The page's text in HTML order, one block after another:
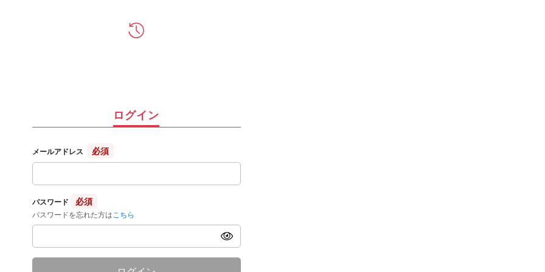
ログイン
メールアドレス 必須
パスワード 必須
パスワードを忘れた方は こちら